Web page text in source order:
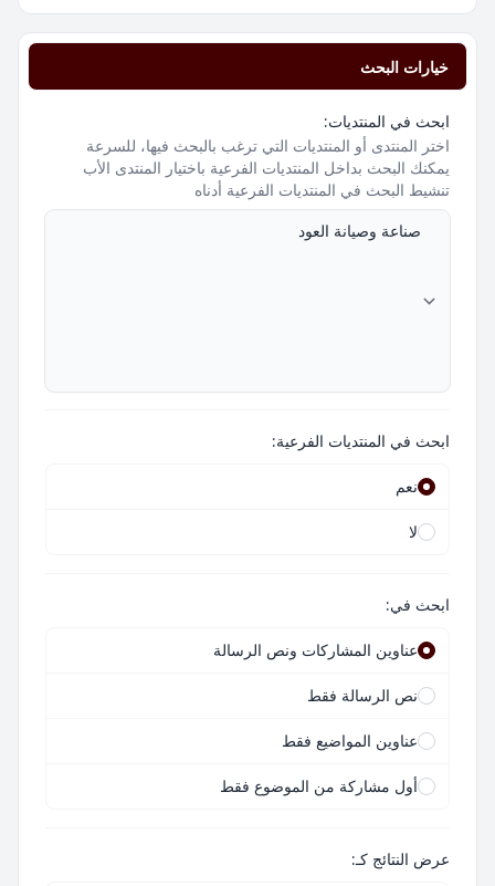
خيارات البحث
ابحث في المنتديات:
اختر المنتدى أو المنتديات التي ترغب بالبحث فيها، للسرعة
يمكنك البحث بداخل المنتديات الفرعية باختيار المنتدى الأب
تنشيط البحث في المنتديات الفرعية أدناه
ابحث في المنتديات الفرعية:
نعم
لا
ابحث في:
عناوين المشاركات ونص الرسالة
نص الرسالة فقط
عناوين المواضيع فقط
أول مشاركة من الموضوع فقط
عرض النتائج كـ: